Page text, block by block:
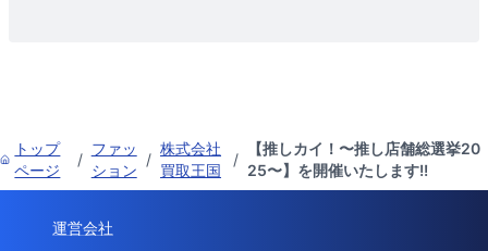
トップ
ページ
/
ファッ
ション
/
株式会社
買取王国
/
【推しカイ！〜推し店舗総選挙20
25〜】を開催いたします!!
運営会社